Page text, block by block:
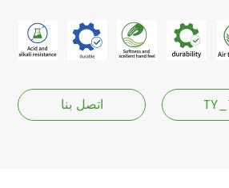
اتصل بنا